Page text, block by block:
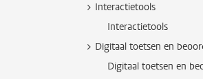
Interactietools
Interactietools
Digitaal toetsen en
Digitaal toetsen en